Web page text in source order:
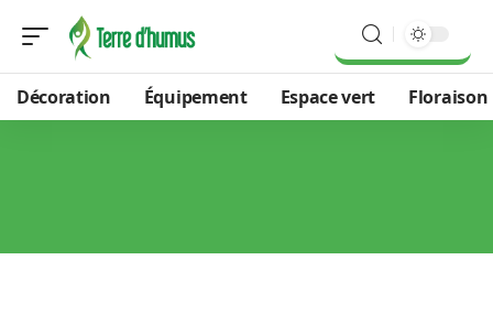
Décoration Équipement Espace vert Floraison